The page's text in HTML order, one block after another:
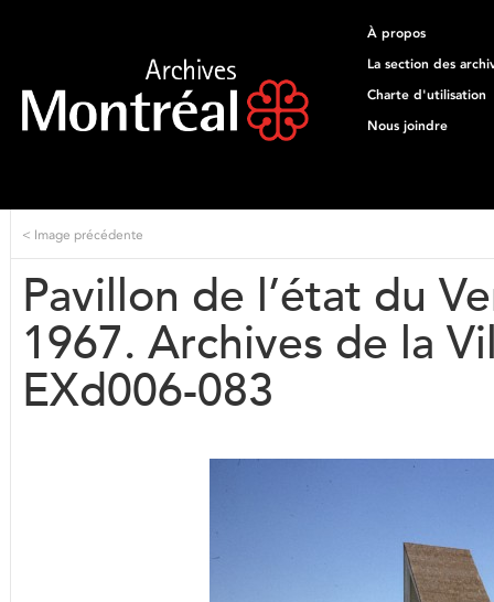
À propos
La section des
Charte d'utilisation
Nous joindre
< Image précédente
Pavillon de l’état du
1967. Archives de la
EXd006-083